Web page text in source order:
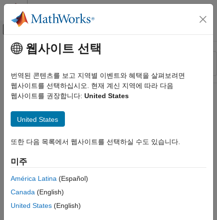
콘텐츠로 바로 가기
오프캔버스 탐색 메뉴 토글
리소스
상태
주요 콘텐츠
웹사이트 선택
번역된 콘텐츠를 보고 지역별 이벤트와 혜택을 살펴보려면
웹사이트를 선택하십시오. 현재 계신 지역에 따라 다음
웹사이트를 권장합니다: United States
United States
또한 다음 목록에서 웹사이트를 선택하실 수도 있습니다.
미주
América Latina (Español)
Canada (English)
United States (English)